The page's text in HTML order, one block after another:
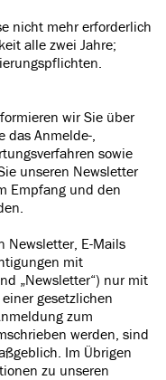
nicht mehr erforderlich
alle zwei Jahre;
wir Sie über
das Anmelde-,
sowie
unseren Newsletter
Empfang und den
Newsletter, E-Mails
mit
„Newsletter“) nur mit
gesetzlichen
zum
werden, sind
Im Übrigen
zu unseren